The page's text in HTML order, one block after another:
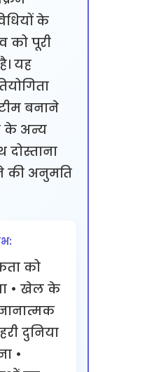
के
को पूरी
यह
बनाने
के अन्य
दोस्ताना
की अनुमति
को
• खेल के
दुनिया
•